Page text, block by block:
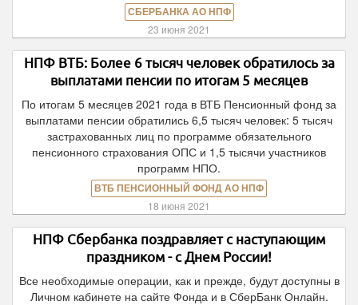
СБЕРБАНКА АО НПФ
23 июня 2021
НПФ ВТБ: Более 6 тысяч человек обратилось за
выплатами пенсии по итогам 5 месяцев
По итогам 5 месяцев 2021 года в ВТБ Пенсионный фонд за
выплатами пенсии обратились 6,5 тысяч человек: 5 тысяч
застрахованных лиц по программе обязательного
пенсионного страхования ОПС и 1,5 тысячи участников
программ НПО.
ВТБ ПЕНСИОННЫЙ ФОНД АО НПФ
18 июня 2021
НПФ Сбербанка поздравляет с наступающим
праздником - с Днем России!
Все необходимые операции, как и прежде, будут доступны в
Личном кабинете на сайте Фонда и в СберБанк Онлайн.